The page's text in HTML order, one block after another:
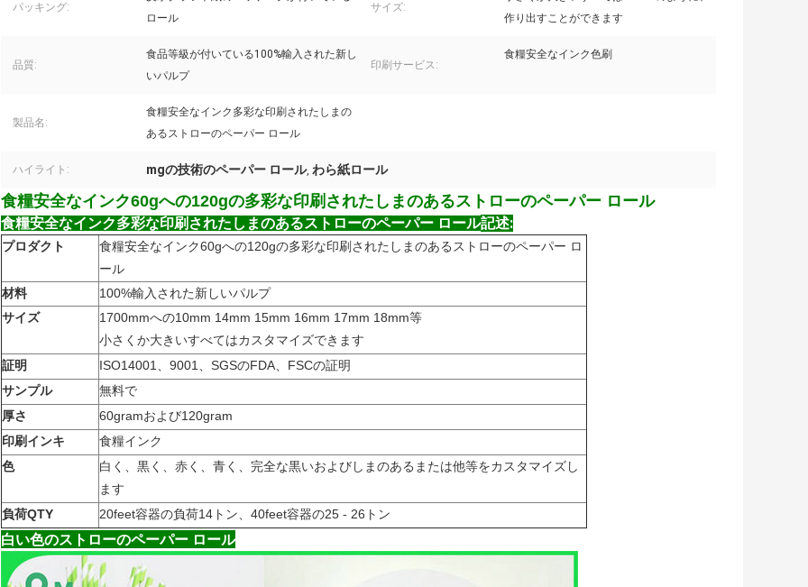
パッキング:
ロール
サイズ:
作り出すことができます
品質:
食品等級が付いている100%輸入された新し
いパルプ
印刷サービス:
食糧安全なインク色刷
製品名:
食糧安全なインク多彩な印刷されたしまの
あるストローのペーパー ロール
ハイライト: mgの技術のペーパー ロール, わら紙ロール
食糧安全なインク60gへの120gの多彩な印刷されたしまのあるストローのペーパー ロール
食糧安全なインク多彩な印刷されたしまのあるストローのペーパー ロール記述:
プロダクト
食糧安全なインク60gへの120gの多彩な印刷されたしまのあるストローのペーパー ロ
ール
材料
100%輸入された新しいパルプ
サイズ
1700mmへの10mm 14mm 15mm 16mm 17mm 18mm等
小さくか大きいすべてはカスタマイズできます
証明
ISO14001、9001、SGSのFDA、FSCの証明
サンプル
無料で
厚さ
60gramおよび120gram
印刷インキ
食糧インク
色
白く、黒く、赤く、青く、完全な黒いおよびしまのあるまたは他等をカスタマイズし
ます
負荷QTY
20feet容器の負荷14トン、40feet容器の25 - 26トン
白い色のストローのペーパー ロール